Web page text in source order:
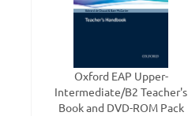
Oxford EAP Upper-
Intermediate/B2 Teacher's
Book and DVD-ROM Pack